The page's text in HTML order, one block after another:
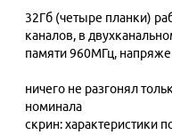
32Гб (четыре планки)
каналов, в
памяти 960МГц,
ничего не разгонял
номинала
скрин: характеристики